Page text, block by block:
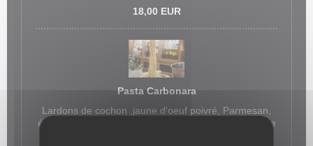
18,00 EUR
Pasta Carbonara
Lardons de cochon ,jaune d'oeuf poivré, Parmesan,
émulsion dans une meule de fromage pecorino Sarde